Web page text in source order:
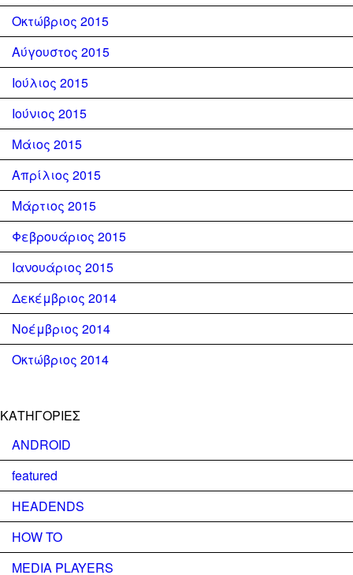
Οκτώβριος 2015
Αύγουστος 2015
Ιούλιος 2015
Ιούνιος 2015
Μάιος 2015
Απρίλιος 2015
Μάρτιος 2015
Φεβρουάριος 2015
Ιανουάριος 2015
Δεκέμβριος 2014
Νοέμβριος 2014
Οκτώβριος 2014
KΑΤΗΓΟΡΊΕΣ
ANDROID
featured
HEADENDS
HOW TO
MEDIA PLAYERS